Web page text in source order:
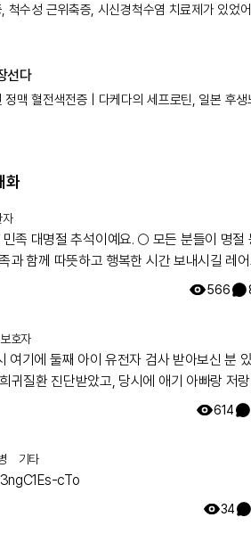
척수성 근위축증, 시신경척수염 치료제가 있었
여가 확대되었고요. 현재 건강보험 재정을 고려
선다
맥 혈전색전증 | 다케다의 세프로틴, 일본 후생
, 일본 후생노동성 승인 폐동맥 고혈압 | 머크의
화
자
과 함께 따뜻하고 행복한 시간 보내시길 레
566
보호자
여기에 둘째 아이 유전자 검사 받아보신 분
귀질환 진단받았고, 당시에 애기 아빠랑 저
구요.. 둘째 임신했는데 유전은 안 된다지만
614
기타
cTo
34